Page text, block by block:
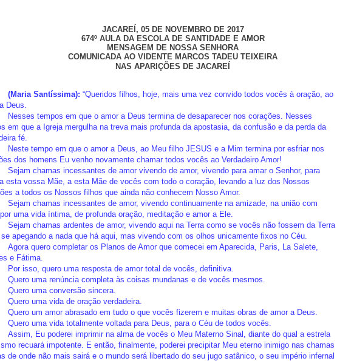
JACAREÍ, 05 DE NOVEMBRO DE 2017
674º AULA DA ESCOLA DE SANTIDADE E AMOR
MENSAGEM DE NOSSA SENHORA
COMUNICADA AO VIDENTE MARCOS TADEU TEIXEIRA
NAS APARIÇÕES DE JACAREÍ
(Maria Santíssima): “Queridos filhos, hoje, mais uma vez convido todos vocês à oração, ao
Deus.
Nesses tempos em que o amor a Deus termina de desaparecer nos corações. Nesses
em que a Igreja mergulha na treva mais profunda da apostasia, da confusão e da perda da
fé.
Neste tempo em que o amor a Deus, ao Meu filho JESUS e a Mim termina por esfriar nos
dos homens Eu venho novamente chamar todos vocês ao Verdadeiro Amor!
Sejam chamas incessantes de amor vivendo de amor, vivendo para amar o Senhor, para
esta vossa Mãe, a esta Mãe de vocês com todo o coração, levando a luz dos Nossos
a todos os Nossos filhos que ainda não conhecem Nosso Amor.
Sejam chamas incessantes de amor, vivendo continuamente na amizade, na união com
uma vida íntima, de profunda oração, meditação e amor a Ele.
Sejam chamas ardentes de amor, vivendo aqui na Terra como se vocês não fossem da Terra
apegando a nada que há aqui, mas vivendo com os olhos unicamente fixos no Céu.
Agora quero completar os Planos de Amor que comecei em Aparecida, Paris, La Salete,
e Fátima.
Por isso, quero uma resposta de amor total de vocês, definitiva.
Quero uma renúncia completa às coisas mundanas e de vocês mesmos.
Quero uma conversão sincera.
Quero uma vida de oração verdadeira.
Quero um amor abrasado em tudo o que vocês fizerem e muitas obras de amor a Deus.
Quero uma vida totalmente voltada para Deus, para o Céu de todos vocês.
Assim, Eu poderei imprimir na alma de vocês o Meu Materno Sinal, diante do qual a estrela
recuará impotente. E então, finalmente, poderei precipitar Meu eterno inimigo nas chamas
de onde não mais sairá e o mundo será libertado do seu jugo satânico, o seu império infernal